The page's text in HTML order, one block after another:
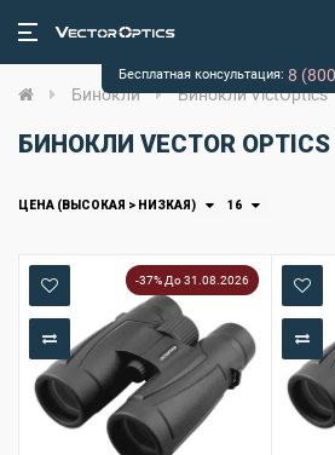
Бинокли Бинокли VictOptics
БИНОКЛИ VECTOR OPTICS
ЦЕНА (ВЫСОКАЯ > НИЗКАЯ) 16
-37% До 31.08.2026
В закладки
В сравнение
Бесплатная консультация: 8